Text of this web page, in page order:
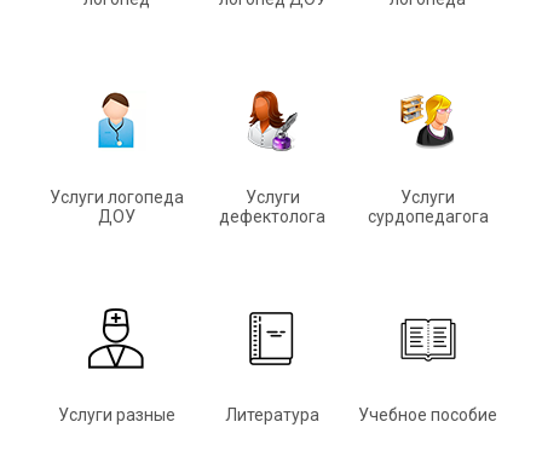
Услуги логопеда
ДОУ
Услуги
дефектолога
Услуги
сурдопедагога
Услуги разные Литература Учебное пособие